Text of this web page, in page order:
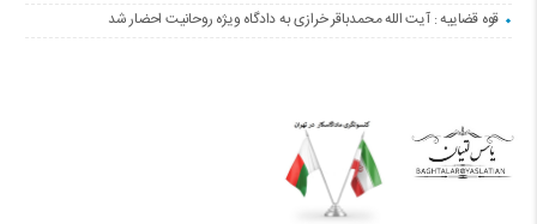
قوه قضاییه : آیت الله محمدباقر خرازی به دادگاه ویژه روحانیت احضار شد